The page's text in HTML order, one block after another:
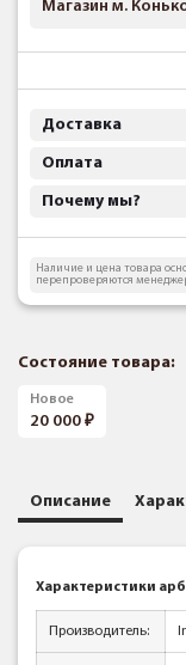
Магазин м.
Доставка
Оплата
Почему мы?
Наличие и цена товара
перепроверяются
Состояние товара:
Новое
20 000
Описание
Характеристики
Производитель: